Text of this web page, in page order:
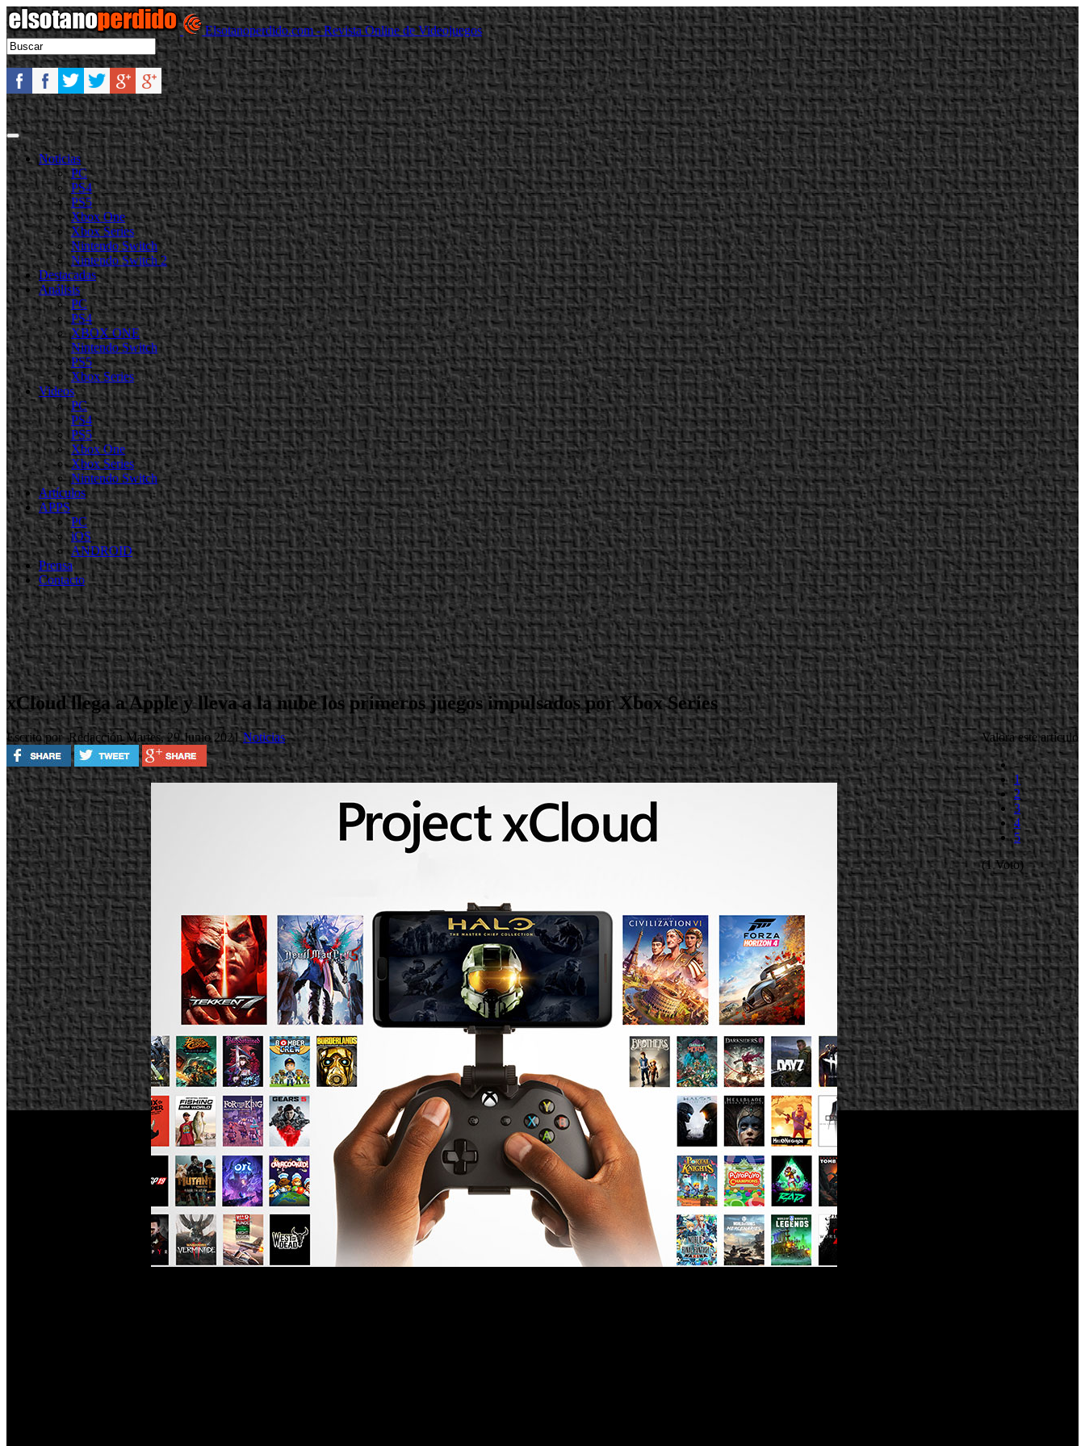
Elsotanoperdido.com - Revista Online de Videojuegos
Noticias
PC
PS4
PS5
Xbox One
Xbox Series
Nintendo Switch
Nintendo Switch 2
Destacadas
Análisis
PC
PS4
XBOX ONE
Nintendo Switch
PS5
Xbox Series
Videos
PC
PS4
PS5
Xbox One
Xbox Series
Nintendo Switch
Artículos
APPS
PC
iOS
ANDROID
Prensa
Contacto
xCloud llega a Apple y lleva a la nube los primeros juegos impulsados por Xbox Series
Escrito por RedacciónMartes, 29 Junio 2021Noticias Valora este artículo
1
2
3
4
5
(1 Voto)